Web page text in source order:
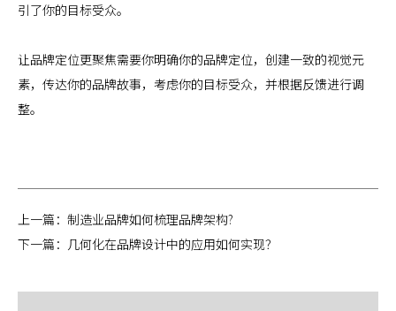
引了你的目标受众。
让品牌定位更聚焦需要你明确你的品牌定位，创建一致的视觉元
素，传达你的品牌故事，考虑你的目标受众，并根据反馈进行调
整。
上一篇： 制造业品牌如何梳理品牌架构?
下一篇： 几何化在品牌设计中的应用如何实现？